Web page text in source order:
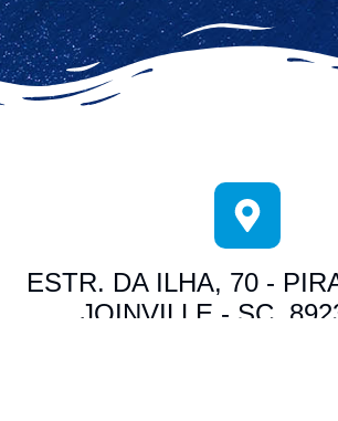
ESTR. DA ILHA, 70 -
JOINVILLE - SC,